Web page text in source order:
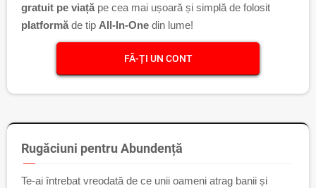
gratuit pe viață pe cea mai ușoară și simplă de folosit
platformă de tip All-In-One din lume!
FĂ-ȚI UN CONT
Rugăciuni pentru Abundență
Te-ai întrebat vreodată de ce unii oameni atrag banii și